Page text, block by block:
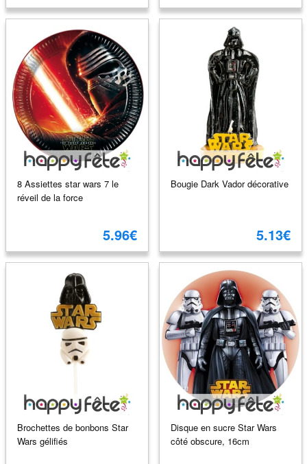
8 Assiettes star wars 7 le
réveil de la force
5.96€
Bougie Dark Vador décorative
5.13€
Brochettes de bonbons Star
Wars gélifiés
Disque en sucre Star Wars
côté obscure, 16cm